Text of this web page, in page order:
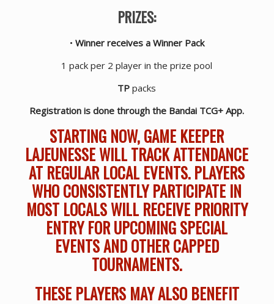
PRIZES:
• Winner receives a Winner Pack
1 pack per 2 player in the prize pool
TP packs
Registration is done through the Bandai TCG+ App.
STARTING NOW, GAME KEEPER
LAJEUNESSE WILL TRACK ATTENDANCE
AT REGULAR LOCAL EVENTS. PLAYERS
WHO CONSISTENTLY PARTICIPATE IN
MOST LOCALS WILL RECEIVE PRIORITY
ENTRY FOR UPCOMING SPECIAL
EVENTS AND OTHER CAPPED
TOURNAMENTS.
THESE PLAYERS MAY ALSO BENEFIT